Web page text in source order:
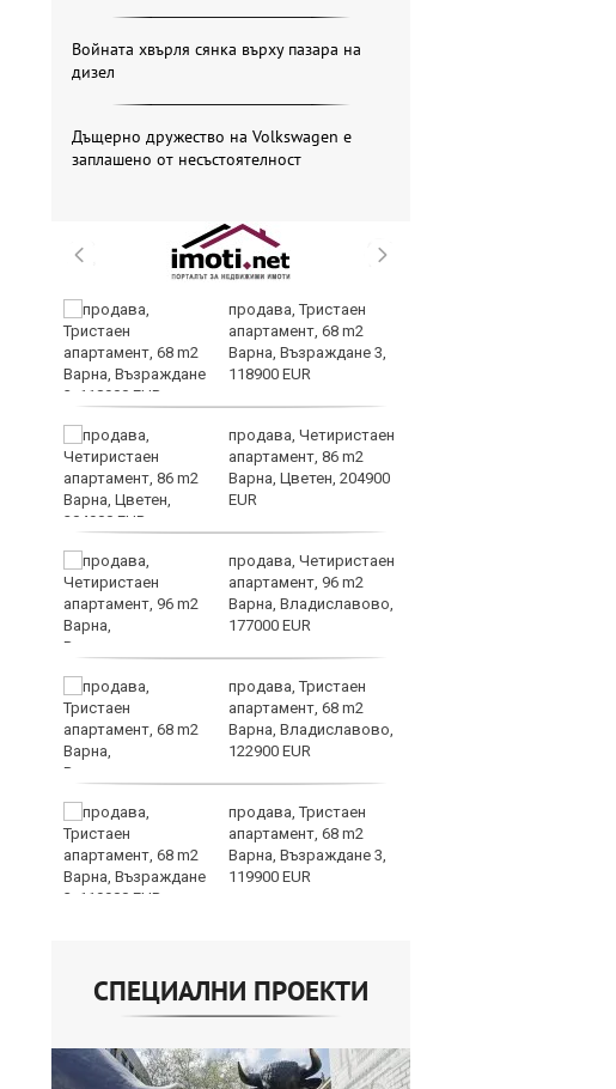
Войната хвърля сянка върху пазара на
дизел
Дъщерно дружество на Volkswagen е
заплашено от несъстоятелност
продава, Тристаен
апартамент, 68 m2
Варна, Възраждане 3,
118900 EUR
продава, Четиристаен
апартамент, 86 m2
Варна, Цветен, 204900
EUR
продава, Четиристаен
апартамент, 96 m2
Варна, Владиславово,
177000 EUR
продава, Тристаен
апартамент, 68 m2
Варна, Владиславово,
122900 EUR
продава, Тристаен
апартамент, 68 m2
Варна, Възраждане 3,
119900 EUR
СПЕЦИАЛНИ ПРОЕКТИ